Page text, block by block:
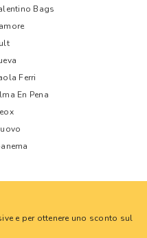
Bags
Ferri
En Pena
e per ottenere uno sconto sul